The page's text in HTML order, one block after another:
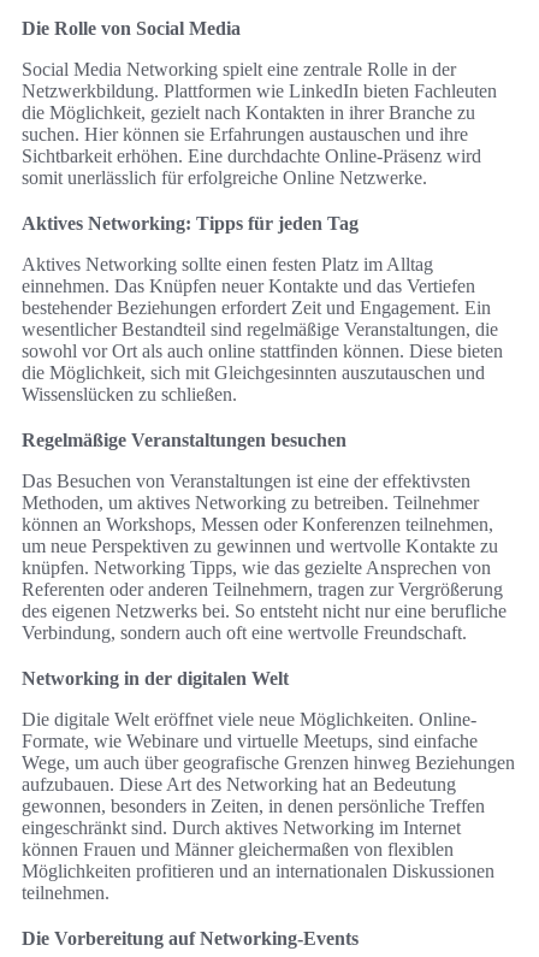
Die Rolle von Social Media
Social Media Networking spielt eine zentrale Rolle in der
Netzwerkbildung. Plattformen wie LinkedIn bieten Fachleuten
die Möglichkeit, gezielt nach Kontakten in ihrer Branche zu
suchen. Hier können sie Erfahrungen austauschen und ihre
Sichtbarkeit erhöhen. Eine durchdachte Online-Präsenz wird
somit unerlässlich für erfolgreiche Online Netzwerke.
Aktives Networking: Tipps für jeden Tag
Aktives Networking sollte einen festen Platz im Alltag
einnehmen. Das Knüpfen neuer Kontakte und das Vertiefen
bestehender Beziehungen erfordert Zeit und Engagement. Ein
wesentlicher Bestandteil sind regelmäßige Veranstaltungen, die
sowohl vor Ort als auch online stattfinden können. Diese bieten
die Möglichkeit, sich mit Gleichgesinnten auszutauschen und
Wissenslücken zu schließen.
Regelmäßige Veranstaltungen besuchen
Das Besuchen von Veranstaltungen ist eine der effektivsten
Methoden, um aktives Networking zu betreiben. Teilnehmer
können an Workshops, Messen oder Konferenzen teilnehmen,
um neue Perspektiven zu gewinnen und wertvolle Kontakte zu
knüpfen. Networking Tipps, wie das gezielte Ansprechen von
Referenten oder anderen Teilnehmern, tragen zur Vergrößerung
des eigenen Netzwerks bei. So entsteht nicht nur eine berufliche
Verbindung, sondern auch oft eine wertvolle Freundschaft.
Networking in der digitalen Welt
Die digitale Welt eröffnet viele neue Möglichkeiten. Online-
Formate, wie Webinare und virtuelle Meetups, sind einfache
Wege, um auch über geografische Grenzen hinweg Beziehungen
aufzubauen. Diese Art des Networking hat an Bedeutung
gewonnen, besonders in Zeiten, in denen persönliche Treffen
eingeschränkt sind. Durch aktives Networking im Internet
können Frauen und Männer gleichermaßen von flexiblen
Möglichkeiten profitieren und an internationalen Diskussionen
teilnehmen.
Die Vorbereitung auf Networking-Events